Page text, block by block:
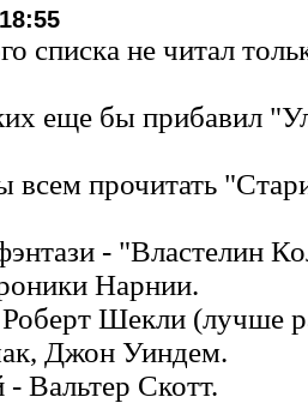
списка не читал
еще бы прибавил
всем прочитать
- "Властелин
Нарнии.
Шекли (лучше
Джон Уиндем.
Вальтер Скотт.